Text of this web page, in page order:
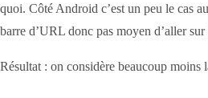
quoi. Côté Android c’est un peu le cas
barre d’URL donc pas moyen d’aller
Résultat : on considère beaucoup moins